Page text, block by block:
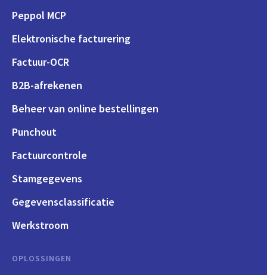
Peppol MCP
Elektronische facturering
Factuur-OCR
B2B-afrekenen
Beheer van online bestellingen
Punchout
Factuurcontrole
Stamgegevens
Gegevensclassificatie
Werkstroom
OPLOSSINGEN